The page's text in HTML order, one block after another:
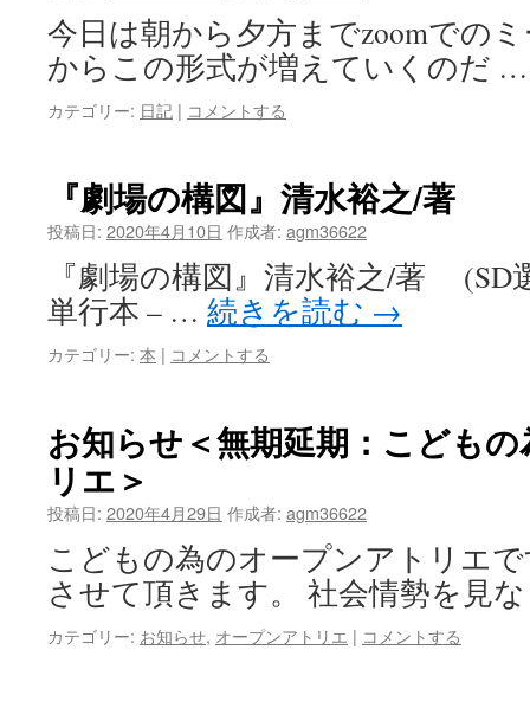
今日は朝から夕方までzoomでの
からこの形式が増えていくのだ
カテゴリー: 日記 | コメントする
『劇場の構図』清水裕之/著
投稿日: 2020年4月10日 作成者: agm36622
『劇場の構図』清水裕之/著 (SD
単行本 – … 続きを読む →
カテゴリー: 本 | コメントする
お知らせ＜無期延期：こども
リエ＞
投稿日: 2020年4月29日 作成者: agm36622
こどもの為のオープンアトリエ
させて頂きます。 社会情勢を見
カテゴリー: お知らせ, オープンアトリエ | コメントする